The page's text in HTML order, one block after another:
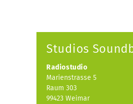
Studios
Radiostudio
Marienstrasse 5
Raum 303
99423 Weimar